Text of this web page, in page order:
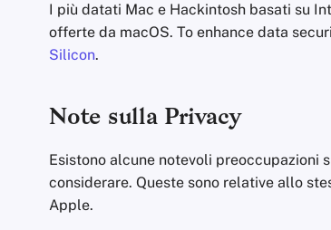
I più datati Mac e Hackintosh basati su
offerte da macOS. To enhance data
Silicon.
Note sulla Privacy
Esistono alcune notevoli preoccupazioni
considerare. Queste sono relative allo
Apple.